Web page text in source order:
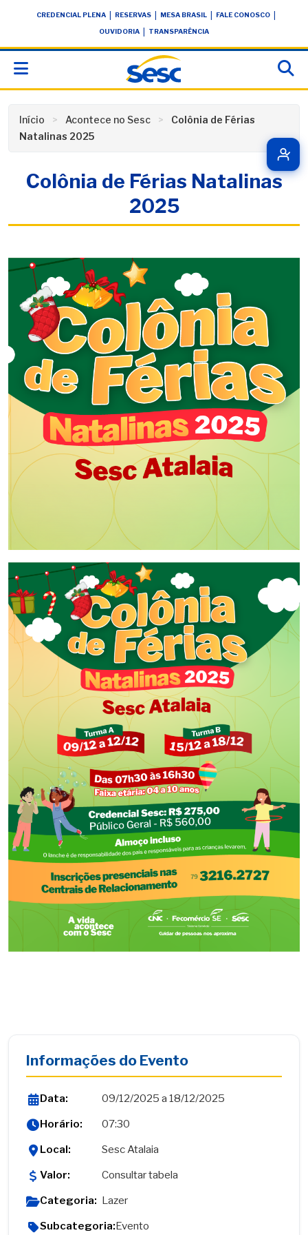
conteúdoCREDENCIAL PLENA RESERVAS MESA BRASIL FALE CONOSCO
OUVIDORIA TRANSPARÊNCIA
Início Acontece no Sesc
Colônia de Férias
Natalinas 2025
Colônia de Férias Natalinas
2025
Informações do Evento
Data:
09/12/2025 a 18/12/2025
Horário:
07:30
Local:
Sesc Atalaia
Valor:
Consultar tabela
Categoria: Lazer
Subcategoria:Evento